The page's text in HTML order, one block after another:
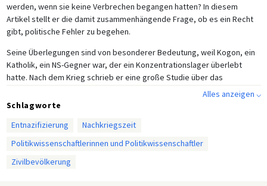
werden, wenn sie keine Verbrechen begangen hatten? In diesem
Artikel stellt er die damit zusammenhängende Frage, ob es ein Recht
gibt, politische Fehler zu begehen.
Seine Überlegungen sind von besonderer Bedeutung, weil Kogon, ein
Katholik, ein NS-Gegner war, der ein Konzentrationslager überlebt
hatte. Nach dem Krieg schrieb er eine große Studie über das
nationalsozialistische Verfolgungs- und Repressionssystem mit dem
TitelDer SS-Staat. Das System der deutschen Konzentrationslager
(1977).
linkskatholischen Intellektuellenzeitschrift, der
war Professor für Politikwissenschaft an der Universität Darmstadt.
Alles anzeigen ⌵
Schlagworte
Entnazifizierung
Nachkriegszeit
Politikwissenschaftlerinnen und Politikwissenschaftler
Zivilbevölkerung